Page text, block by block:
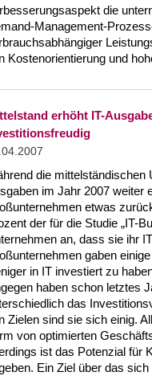
die
Management-
Kostenorientierung und
erhöht IT-
die mittelständischen
im Jahr 2007 weiter
etwas
der für die Studie „IT-
an, dass sie ihr
gaben
in IT investiert zu
haben schon letztes
das
Zielen sind sie sich einig.
von optimierten
ist das Potenzial für
Ein Ziel über das